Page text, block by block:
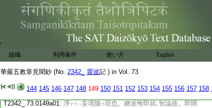
組織 利用条件 使い方 English
華嚴五教章見聞鈔 (No. 2342_ 靈波記 ) in Vol. 73
144 145 146 147 148 149 150 151 152 153 154 155 156 157 158
T2342_.73.0148c19:性 。如量智 ヲ智名歟。師云。通途本覺本有
T2342_.73.0148c20:靈體ヲ名 智也。始覺修顯智是云 智也。然
T2342_.73.0148c21: 云 性智 。性即智故。智 性 トノ
T2342_.73.0148c22:問。正以 何知 法性明朗 一 乎 答。師云。於
鏡上 能現 二染淨諸法 一者。還如 知二 鏡明淨一 。依二
T2342_.73.0148c25:
爲言 上簡非情釋 一味法性
T2342_.73.0148c26:
用ハ遍二 非情ニ一。照用ハ 限二有情
T2342_.73.0148c27:
耶如何 答。眞心迷
T2342_.73.0148c28: 妄情也。然ルニ 迷故更在レ心。更於 二 非情 一非レ 論二
T2342_.73.0149a01: 淨ナラハ妄境隨テ現也。總迷悔即就レ 智論故。即開